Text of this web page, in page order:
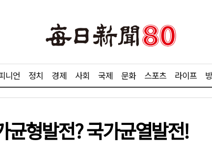
니언 정치 경제 사회 국제 문화 스포츠 라이프
균형발전? 국가균열발전!